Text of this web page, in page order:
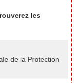
les
de la Protection